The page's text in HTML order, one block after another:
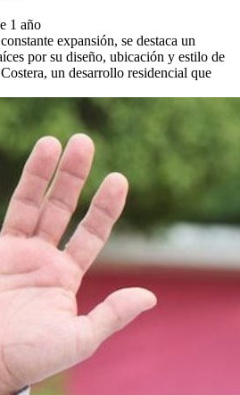
1 año
expansión, se destaca un
por su diseño, ubicación y estilo de
un desarrollo residencial que